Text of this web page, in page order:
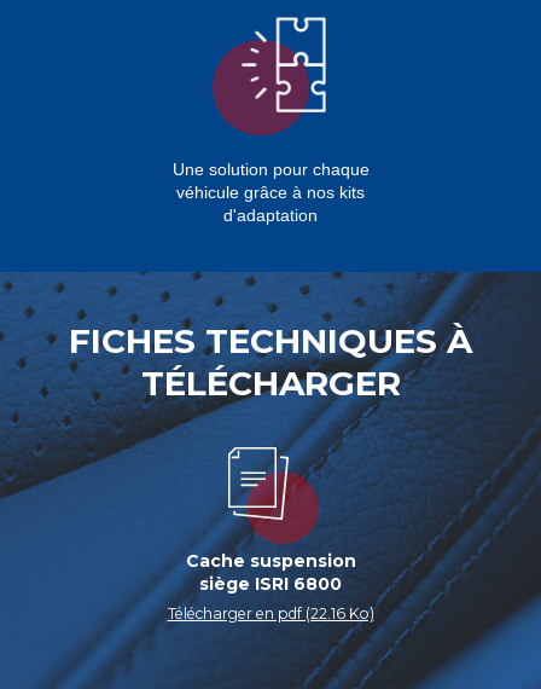
Une solution pour chaque
véhicule grâce à nos kits
d'adaptation
FICHES TECHNIQUES À
TÉLÉCHARGER
Cache suspension
siège ISRI 6800
Télécharger en pdf (22.16 Ko)